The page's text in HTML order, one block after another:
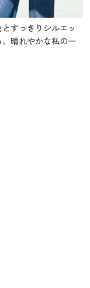
すっきりシルエッ
、晴れやかな私の一